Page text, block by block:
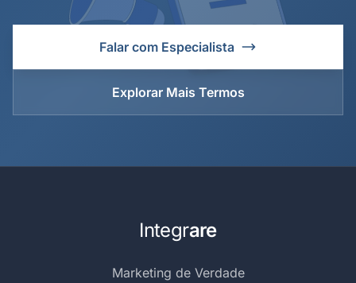
Falar com Especialista
Explorar Mais Termos
Integrare
Marketing de Verdade